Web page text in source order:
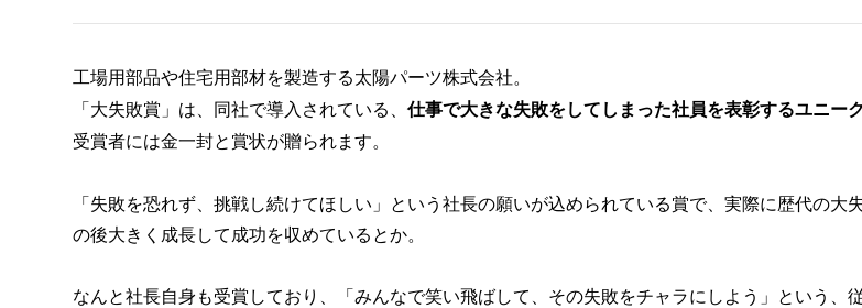
工場用部品や住宅用部材を製造する太陽パーツ株式会社。
「大失敗賞」は、同社で導入されている、 仕事で大きな失敗をしてしまった社員を表彰するユニー
受賞者には金一封と賞状が贈られます。
「失敗を恐れず、挑戦し続けてほしい」という社長の願いが込められている賞で、実際に歴代の大
の後大きく成長して成功を収めているとか。
なんと社長自身も受賞しており、「みんなで笑い飛ばして、その失敗をチャラにしよう」という、